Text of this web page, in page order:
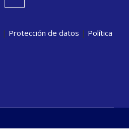
| Protección de datos | Política